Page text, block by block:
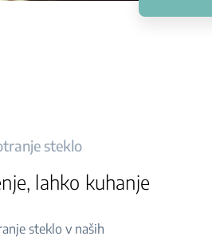
steklo
lahko kuhanje
steklo v naših